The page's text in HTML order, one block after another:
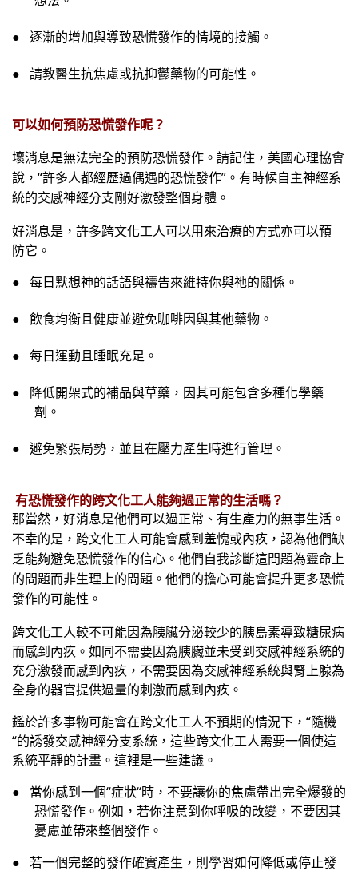
● 逐漸的增加與導致恐慌發作的情境的接觸。
● 請教醫生抗焦慮或抗抑鬱藥物的可能性。
可以如何預防恐慌發作呢？
壞消息是無法完全的預防恐慌發作。請記住，美國心理協會
說， “許多人都經歷過偶遇的恐慌發作” 。有時候自主神經系
統的交感神經分支剛好激發整個身體。
好消息是，許多跨文化工人可以用來治療的方式亦可以預
防它。
● 每日默想神的話語與禱告來維持你與祂的關係。
● 飲食均衡且健康並避免咖啡因與其他藥物。
● 每日運動且睡眠充足。
●
降低開架式的補品與草藥，因其可能包含多種化學藥
劑。
● 避免緊張局勢，並且在壓力產生時進行管理。
有恐慌發作的跨文化工人能夠過正常的生活嗎？
那當然，好消息是他們可以過正常、有生產力的無事生活。
不幸的是，跨文化工人可能會感到羞愧或內疚，認為他們缺
乏能夠避免恐慌發作的信心。他們自我診斷這問題為靈命上
的問題而非生理上的問題。他們的擔心可能會提升更多恐慌
發作的可能性。
跨文化工人較不可能因為胰臟分泌較少的胰島素導致糖尿病
而感到內疚。如同不需要因為胰臟並未受到交感神經系統的
充分激發而感到內疚，不需要因為交感神經系統與腎上腺為
全身的器官提供過量的刺激而感到內疚。
鑑於許多事物可能會在跨文化工人不預期的情況下， “隨機
“的誘發交感神經分支系統，這些跨文化工人需要一個使這
系統平靜的計畫。這裡是一些建議。
●
當你感到一個“症狀“時，不要讓你的焦慮帶出完全爆發的
恐慌發作。例如，若你注意到你呼吸的改變，不要因其
憂慮並帶來整個發作。
● 若一個完整的發作確實產生，則學習如何降低或停止發